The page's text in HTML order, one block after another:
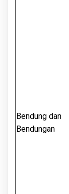
Bendung dan
Bendungan